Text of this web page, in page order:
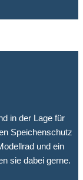
in der Lage für
Speichenschutz
und ein
sie dabei gerne.